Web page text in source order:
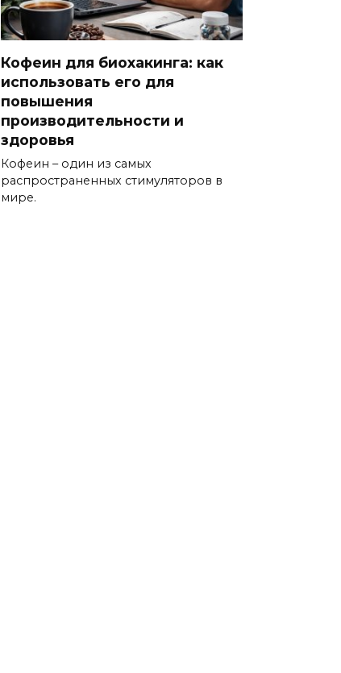
Кофеин для биохакинга: как
использовать его для
повышения
производительности и
здоровья
Кофеин – один из самых
распространенных стимуляторов в
мире.